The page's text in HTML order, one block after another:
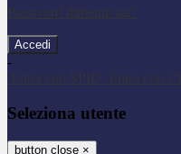
Password dimenticata?
-
Entra con SPID
Entra con
Seleziona utente
button close ×